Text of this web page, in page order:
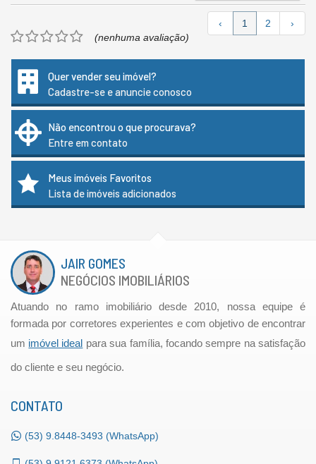
‹ 1 2
›
(nenhuma avaliação)
Quer vender seu imóvel?
Cadastre-se e anuncie conosco
Não encontrou o que procurava?
Entre em contato
Meus imóveis Favoritos
Lista de imóveis adicionados
JAIR GOMES
NEGÓCIOS IMOBILIÁRIOS
Atuando no ramo imobiliário desde 2010, nossa equipe é
formada por corretores experientes e com objetivo de encontrar
um imóvel ideal para sua família, focando sempre na satisfação
do cliente e seu negócio.
CONTATO
(53) 9.8448-3493 (WhatsApp)